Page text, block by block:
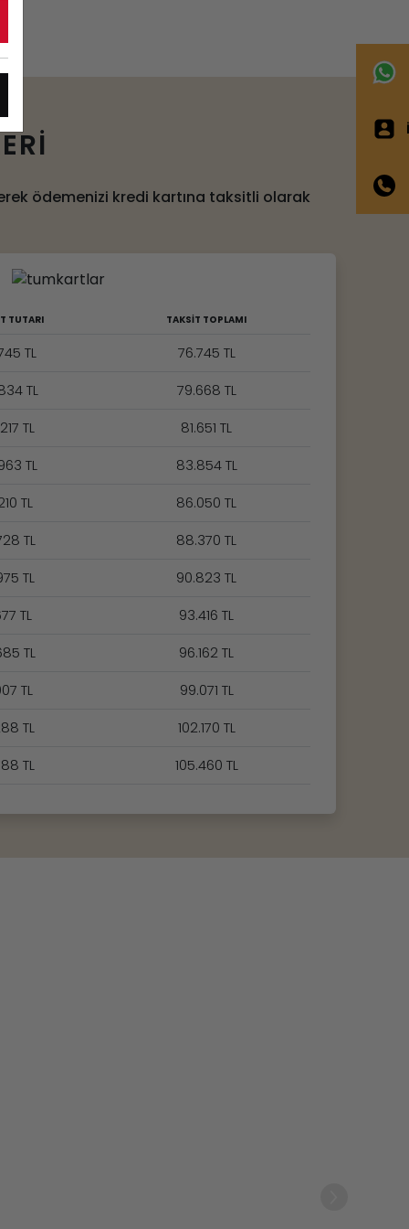
ödemenizi kredi kartına taksitli olarak
TUTARI TAKSİT TOPLAMI
TL
76.745 TL
TL
79.668 TL
TL
81.651 TL
TL
83.854 TL
TL
86.050 TL
TL
88.370 TL
TL
90.823 TL
TL
93.416 TL
TL
96.162 TL
TL
99.071 TL
TL
102.170 TL
TL 105.460 TL